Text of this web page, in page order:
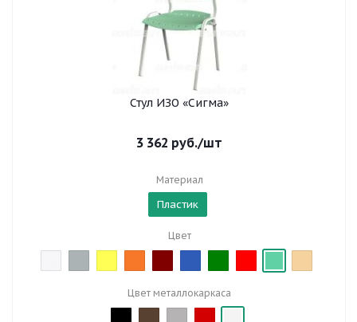
Стул ИЗО «Сигма»
3 362 руб./шт
Материал
Пластик
Цвет
Цвет металлокаркаса